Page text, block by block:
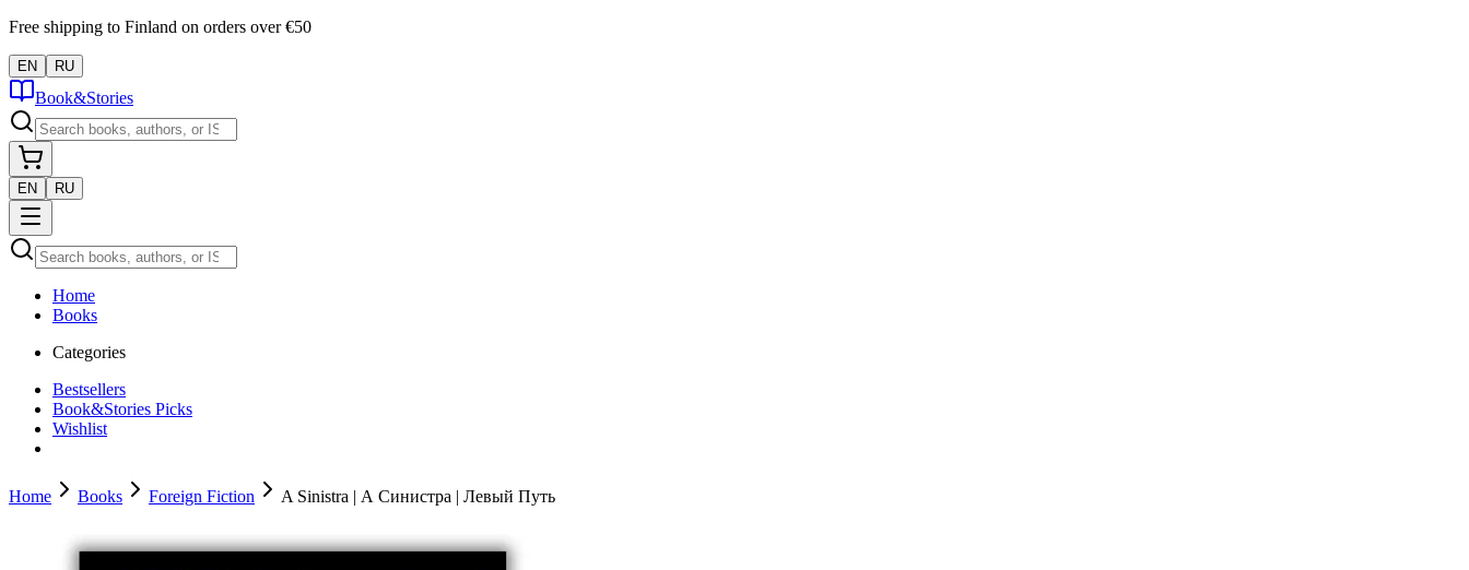
Free shipping to Finland on orders over €50
EN RU
Book&Stories
EN RU
Home
Books
Categories
Bestsellers
Book&Stories Picks
Wishlist
Home Books Foreign Fiction A Sinistra | А Синистра | Левый Путь